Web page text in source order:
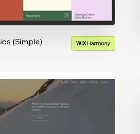
(Simple)